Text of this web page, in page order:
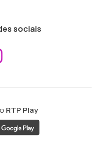
sociais
ao
RTP Play